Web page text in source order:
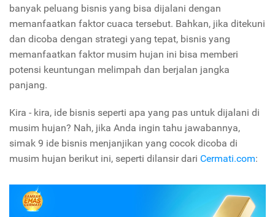
banyak peluang bisnis yang bisa dijalani dengan
memanfaatkan faktor cuaca tersebut. Bahkan, jika ditekuni
dan dicoba dengan strategi yang tepat, bisnis yang
memanfaatkan faktor musim hujan ini bisa memberi
potensi keuntungan melimpah dan berjalan jangka
panjang.
Kira - kira, ide bisnis seperti apa yang pas untuk dijalani di
musim hujan? Nah, jika Anda ingin tahu jawabannya,
simak 9 ide bisnis menjanjikan yang cocok dicoba di
musim hujan berikut ini, seperti dilansir dari Cermati.com: